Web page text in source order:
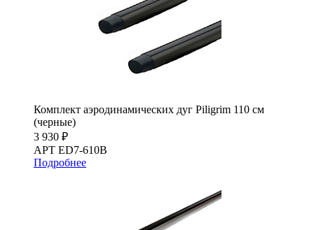
Комплект аэродинамических дуг Piligrim 110 см
(черные)
3 930 ₽
АРТ ED7-610B
Подробнее